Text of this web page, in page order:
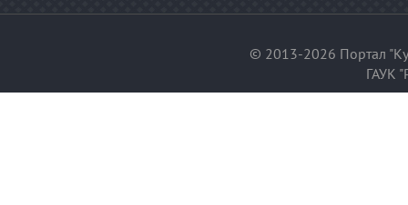
© 2013-2026 Портал
ГАУК